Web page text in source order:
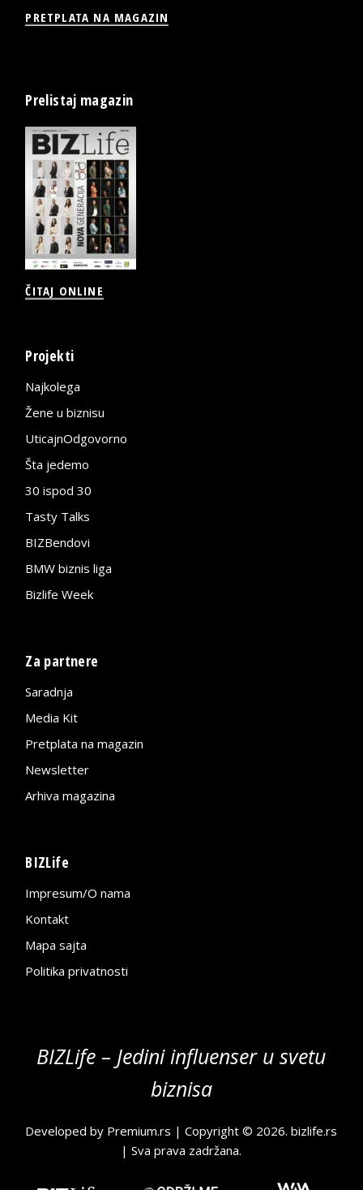
PRETPLATA NA MAGAZIN
Prelistaj magazin
ČITAJ ONLINE
Projekti
Najkolega
Žene u biznisu
UticajnOdgovorno
Šta jedemo
30 ispod 30
Tasty Talks
BIZBendovi
BMW biznis liga
Bizlife Week
Za partnere
Saradnja
Media Kit
Pretplata na magazin
Newsletter
Arhiva magazina
BIZLife
Impresum/O nama
Kontakt
Mapa sajta
Politika privatnosti
BIZLife – Jedini influenser u svetu
biznisa
Developed by Premium.rs | Copyright © 2026.bizlife.rs
| Sva prava zadržana.